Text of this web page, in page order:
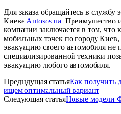
Для заказа обращайтесь в службу
Киеве Autosos.ua. Преимущество
компании заключается в том, что
мобильных точек по городу Киев,
эвакуацию своего автомобиля не
специализированной техники
эвакуацию любого автомобиля.
Предыдущая статьяКак получить
ищем оптимальный вариант
Следующая статьяНовые модели